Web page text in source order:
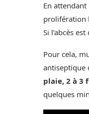
En
prolifération
Si l’abcès
Pour cela,
antiseptique
plaie, 2 à 3
quelques